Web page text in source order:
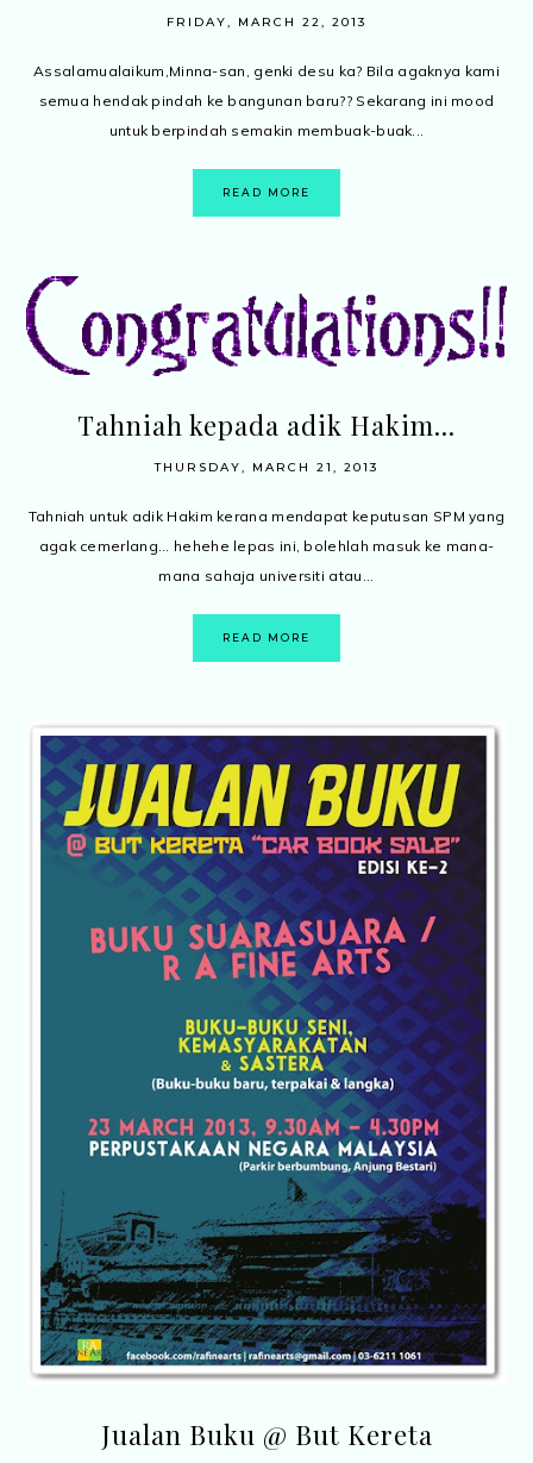
FRIDAY, MARCH 22, 2013
Assalamualaikum,Minna-san, genki desu ka? Bila agaknya kami
semua hendak pindah ke bangunan baru?? Sekarang ini mood
untuk berpindah semakin membuak-buak...
READ MORE
Tahniah kepada adik Hakim...
THURSDAY, MARCH 21, 2013
Tahniah untuk adik Hakim kerana mendapat keputusan SPM yang
agak cemerlang... hehehe lepas ini, bolehlah masuk ke mana-
mana sahaja universiti atau...
READ MORE
Jualan Buku @ But Kereta